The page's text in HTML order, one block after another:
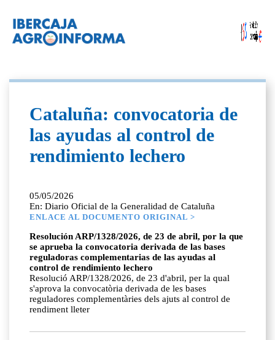
Cataluña: convocatoria de
las ayudas al control de
rendimiento lechero
05/05/2026
En: Diario Oficial de la Generalidad de Cataluña
ENLACE AL DOCUMENTO ORIGINAL >
Resolución ARP/1328/2026, de 23 de abril, por la que
se aprueba la convocatoria derivada de las bases
reguladoras complementarias de las ayudas al
control de rendimiento lechero
Resolució ARP/1328/2026, de 23 d'abril, per la qual
s'aprova la convocatòria derivada de les bases
reguladores complementàries dels ajuts al control de
rendiment lleter